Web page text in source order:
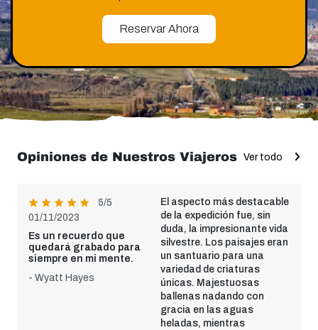
Reservar Ahora
Opiniones de Nuestros Viajeros Ver todo
5/5
01/11/2023
Es un recuerdo que
quedará grabado para
siempre en mi mente.
- Wyatt Hayes
El aspecto más destacable
de la expedición fue, sin
duda, la impresionante vida
silvestre. Los paisajes eran
un santuario para una
variedad de criaturas
únicas. Majestuosas
ballenas nadando con
gracia en las aguas
heladas, mientras